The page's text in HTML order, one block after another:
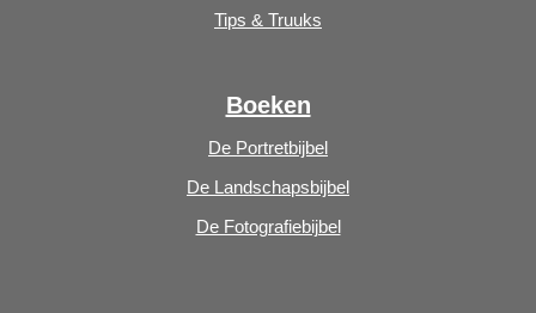
Tips & Truuks
Boeken
De Portretbijbel
De Landschapsbijbel
De Fotografiebijbel